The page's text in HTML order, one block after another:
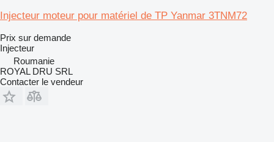
Injecteur moteur pour matériel de TP Yanmar 3TNM72
Prix sur demande
Injecteur
Roumanie
ROYAL DRU SRL
Contacter le vendeur